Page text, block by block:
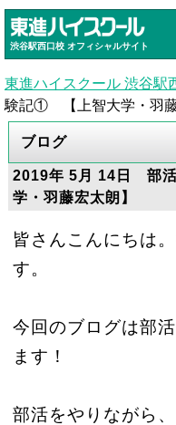
渋谷駅西口校 オフィシャルサイト
東進ハイスクール 渋谷駅
験記① 【上智大学・羽藤
ブログ
2019年 5月 14日 部
学・羽藤宏太朗】
皆さんこんにちは
す。
今回のブログは部
ます！
部活をやりながら